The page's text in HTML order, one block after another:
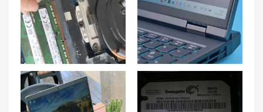
联想G510内存条支持与硬盘类型解析：是否有必要更换固态硬盘？ 如何解决联想拯救者 R9000P无法连接无线网络的问题？